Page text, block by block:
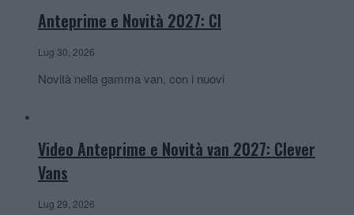
Anteprime e Novità 2027: CI
Lug 30, 2026
Novità nella gamma van, con i nuovi
Video Anteprime e Novità van 2027: Clever
Vans
Lug 29, 2026